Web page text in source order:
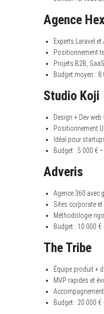
Agence
Experts Laravel
Positionnement
Projets B2B,
Budget moyen :
Studio Koji
Design + Dev
Positionnement
Idéal pour
Budget : 5 000 €
Adveris
Agence 360 avec
Sites corporate
Méthodologie
Budget : 10 000
The Tribe
Équipe produit +
MVP rapides et
Budget : 20 000